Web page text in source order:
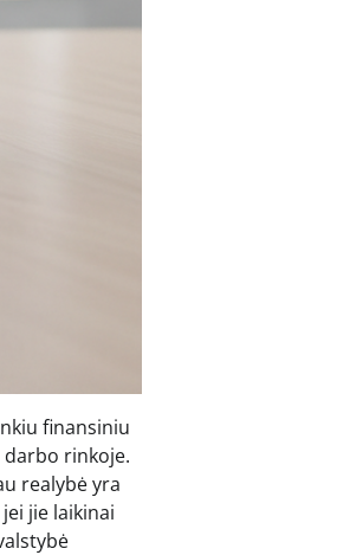
finansiniu
darbo rinkoje.
realybė yra
jie laikinai